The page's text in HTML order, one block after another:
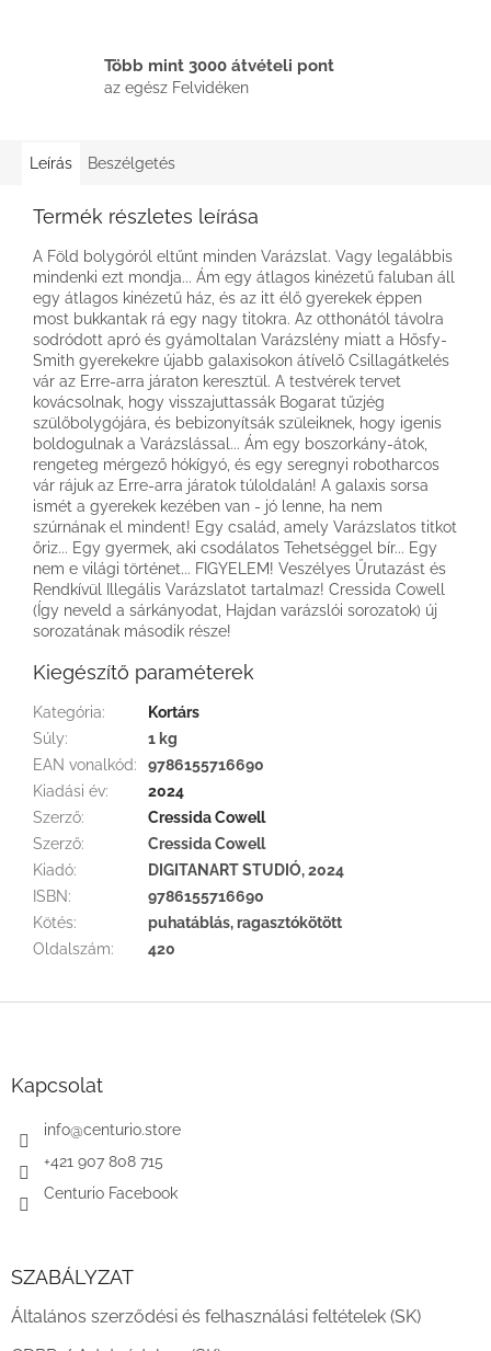
Több mint 3000 átvételi pont
az egész Felvidéken
Leírás Beszélgetés
Termék részletes leírása
A Föld bolygóról eltűnt minden Varázslat. Vagy legalábbis
mindenki ezt mondja... Ám egy átlagos kinézetű faluban áll
egy átlagos kinézetű ház, és az itt élő gyerekek éppen
most bukkantak rá egy nagy titokra. Az otthonától távolra
sodródott apró és gyámoltalan Varázslény miatt a Hősfy-
Smith gyerekekre újabb galaxisokon átívelő Csillagátkelés
vár az Erre-arra járaton keresztül. A testvérek tervet
kovácsolnak, hogy visszajuttassák Bogarat tűzjég
szülőbolygójára, és bebizonyítsák szüleiknek, hogy igenis
boldogulnak a Varázslással... Ám egy boszorkány-átok,
rengeteg mérgező hókígyó, és egy seregnyi robotharcos
vár rájuk az Erre-arra járatok túloldalán! A galaxis sorsa
ismét a gyerekek kezében van - jó lenne, ha nem
szúrnának el mindent! Egy család, amely Varázslatos titkot
őriz... Egy gyermek, aki csodálatos Tehetséggel bír... Egy
nem e világi történet... FIGYELEM! Veszélyes Űrutazást és
Rendkívül Illegális Varázslatot tartalmaz! Cressida Cowell
(Így neveld a sárkányodat, Hajdan varázslói sorozatok) új
sorozatának második része!
Kiegészítő paraméterek
Kategória:
Kortárs
Súly:
1 kg
EAN vonalkód:
9786155716690
Kiadási év:
2024
Szerző:
Cressida Cowell
Szerző:
Cressida Cowell
Kiadó:
DIGITANART STUDIÓ, 2024
ISBN:
9786155716690
Kötés:
puhatáblás, ragasztókötött
Oldalszám: 420
Kapcsolat
info@centurio.store
+421 907 808 715
Centurio Facebook
SZABÁLYZAT
Általános szerződési és felhasználási feltételek (SK)